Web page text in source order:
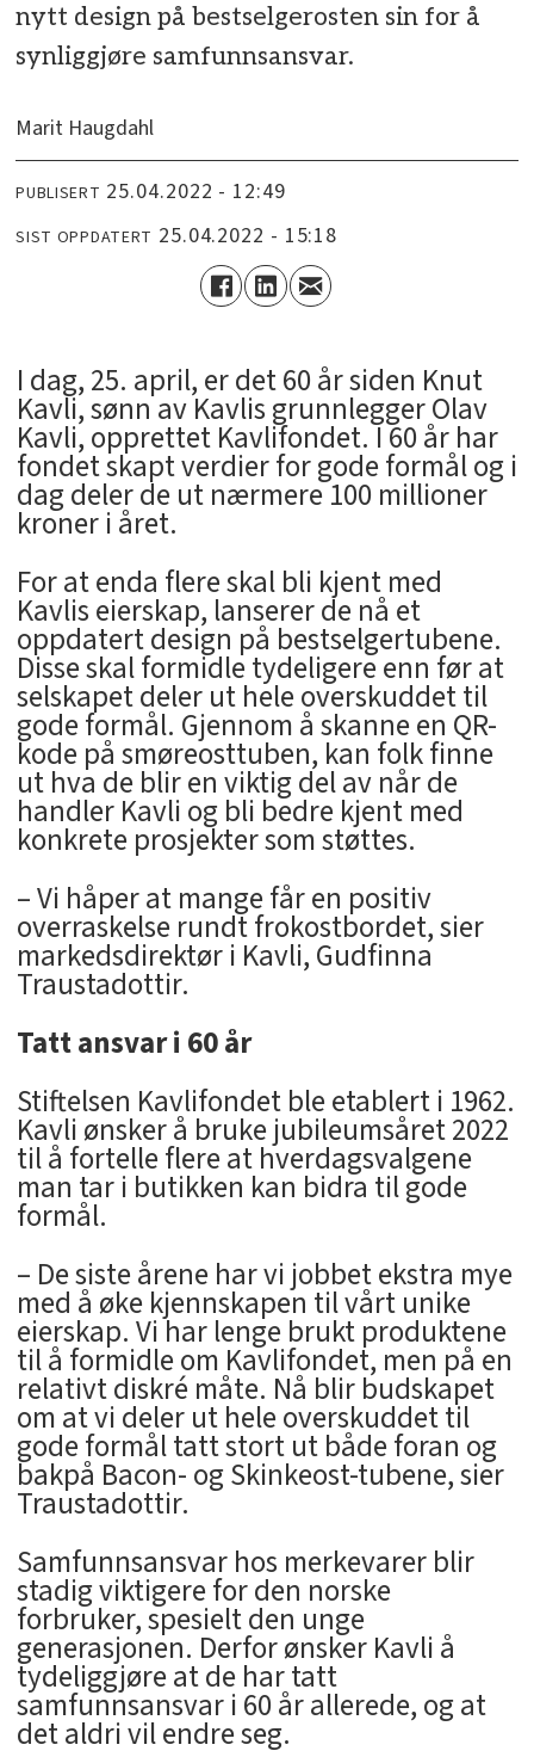
nytt design på bestselgerosten sin for å
synliggjøre samfunnsansvar.
Marit Haugdahl
PUBLISERT 25.04.2022 - 12:49
SIST OPPDATERT 25.04.2022 - 15:18
I dag, 25. april, er det 60 år siden Knut
Kavli, sønn av Kavlis grunnlegger Olav
Kavli, opprettet Kavlifondet. I 60 år har
fondet skapt verdier for gode formål og i
dag deler de ut nærmere 100 millioner
kroner i året.
For at enda flere skal bli kjent med
Kavlis eierskap, lanserer de nå et
oppdatert design på bestselgertubene.
Disse skal formidle tydeligere enn før at
selskapet deler ut hele overskuddet til
gode formål. Gjennom å skanne en QR-
kode på smøreosttuben, kan folk finne
ut hva de blir en viktig del av når de
handler Kavli og bli bedre kjent med
konkrete prosjekter som støttes.
– Vi håper at mange får en positiv
overraskelse rundt frokostbordet, sier
markedsdirektør i Kavli, Gudfinna
Traustadottir.
Tatt ansvar i 60 år
Stiftelsen Kavlifondet ble etablert i 1962.
Kavli ønsker å bruke jubileumsåret 2022
til å fortelle flere at hverdagsvalgene
man tar i butikken kan bidra til gode
formål.
– De siste årene har vi jobbet ekstra mye
med å øke kjennskapen til vårt unike
eierskap. Vi har lenge brukt produktene
til å formidle om Kavlifondet, men på en
relativt diskré måte. Nå blir budskapet
om at vi deler ut hele overskuddet til
gode formål tatt stort ut både foran og
bakpå Bacon- og Skinkeost-tubene, sier
Traustadottir.
Samfunnsansvar hos merkevarer blir
stadig viktigere for den norske
forbruker, spesielt den unge
generasjonen. Derfor ønsker Kavli å
tydeliggjøre at de har tatt
samfunnsansvar i 60 år allerede, og at
det aldri vil endre seg.